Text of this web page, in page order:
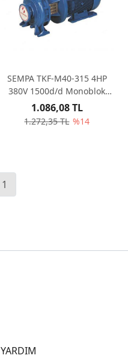
SEMPA TKF-M40-315 4HP
380V 1500d/d Monoblok
Santrifüj Pompa
1.272,35 TL %14
1.086,08 TL
1
YARDIM